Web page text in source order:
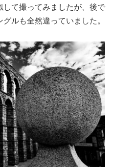
して撮ってみましたが、後で
ルも全然違っていました。